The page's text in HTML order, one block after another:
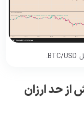
حد ارزان